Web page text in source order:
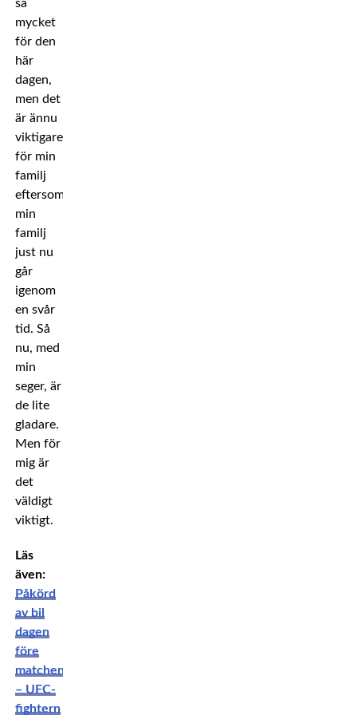
så
mycket
för den
här
dagen,
men det
är ännu
viktigare
för min
familj
eftersom
min
familj
just nu
går
igenom
en svår
tid. Så
nu, med
min
seger, är
de lite
gladare.
Men för
mig är
det
väldigt
viktigt.
Läs
även:
Påkörd
av bil
dagen
före
matchen
– UFC-
fightern